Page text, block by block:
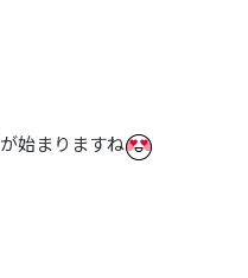
始まりますね